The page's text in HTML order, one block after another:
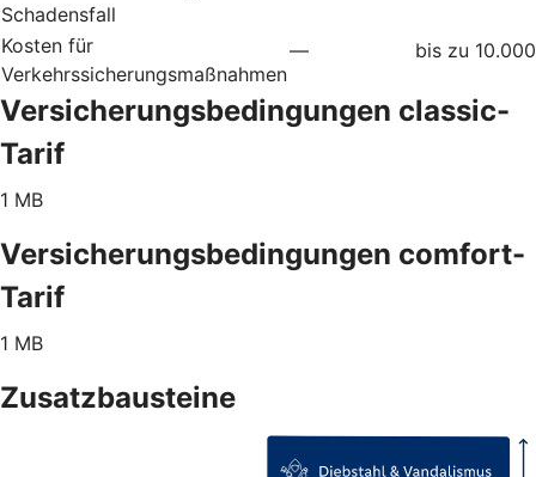
Schadensfall
Kosten für
Verkehrssicherungsmaßnahmen
— bis zu
Versicherungsbedingungen classic-
Tarif
1 MB
Versicherungsbedingungen comfort-
Tarif
1 MB
Zusatzbausteine